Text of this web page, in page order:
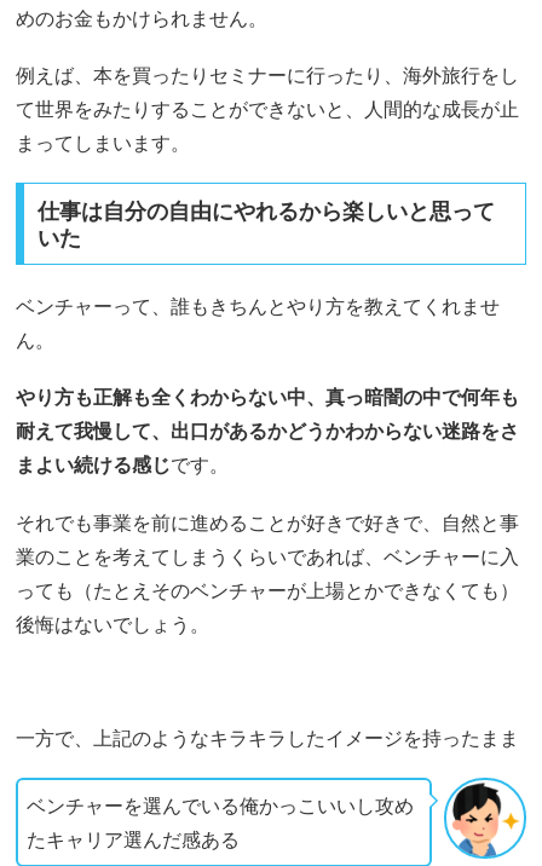
めのお金もかけられません。
例えば、本を買ったりセミナーに行ったり、海外旅行をし
て世界をみたりすることができないと、人間的な成長が止
まってしまいます。
仕事は自分の自由にやれるから楽しいと思って
いた
ベンチャーって、誰もきちんとやり方を教えてくれませ
ん。
やり方も正解も全くわからない中、真っ暗闇の中で何年も
耐えて我慢して、出口があるかどうかわからない迷路をさ
まよい続ける感じです。
それでも事業を前に進めることが好きで好きで、自然と事
業のことを考えてしまうくらいであれば、ベンチャーに入
っても（たとえそのベンチャーが上場とかできなくても）
後悔はないでしょう。
一方で、上記のようなキラキラしたイメージを持ったまま
ベンチャーを選んでいる俺かっこいいし攻め
たキャリア選んだ感ある